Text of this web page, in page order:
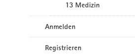
13 Medizin
Anmelden
Registrieren